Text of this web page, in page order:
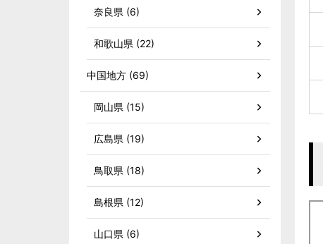
奈良県 (6)
和歌山県 (22)
中国地方 (69)
岡山県 (15)
広島県 (19)
鳥取県 (18)
島根県 (12)
山口県 (6)